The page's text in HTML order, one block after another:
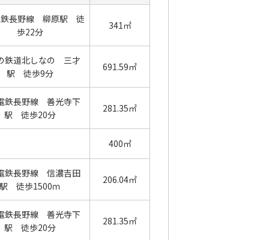
鉄長野線 柳原駅 徒
歩22分
341㎡
鉄道北しなの 三才
駅 徒歩9分
691.59㎡
鉄長野線 善光寺下
駅 徒歩20分
281.35㎡
400㎡
鉄長野線 信濃吉田
徒歩1500ｍ
206.04㎡
鉄長野線 善光寺下
駅 徒歩20分
281.35㎡